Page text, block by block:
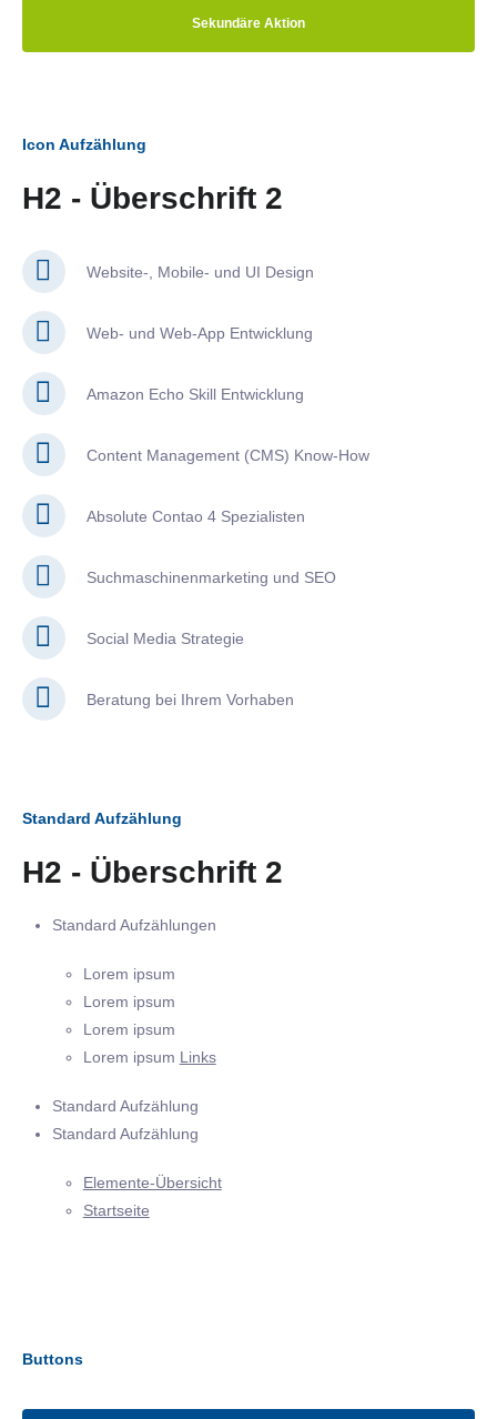
Sekundäre Aktion
Icon Aufzählung
H2 - Überschrift 2
Website-, Mobile- und UI Design
Web- und Web-App Entwicklung
Amazon Echo Skill Entwicklung
Content Management (CMS) Know-How
Absolute Contao 4 Spezialisten
Suchmaschinenmarketing und SEO
Social Media Strategie
Beratung bei Ihrem Vorhaben
Standard Aufzählung
H2 - Überschrift 2
Standard Aufzählungen
Lorem ipsum
Lorem ipsum
Lorem ipsum
Lorem ipsum Links
Standard Aufzählung
Standard Aufzählung
Elemente-Übersicht
Startseite
Buttons